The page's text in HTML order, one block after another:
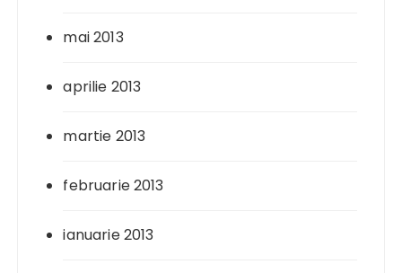
mai 2013
aprilie 2013
martie 2013
februarie 2013
ianuarie 2013